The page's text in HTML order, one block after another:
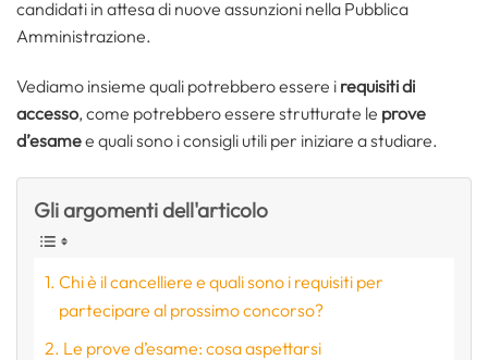
candidati in attesa di nuove assunzioni nella Pubblica
Amministrazione.
Vediamo insieme quali potrebbero essere i requisiti di
accesso, come potrebbero essere strutturate le prove
d’esamee quali sono i consigli utili per iniziare a studiare.
Gli argomenti dell'articolo
Chi è il cancelliere e quali sono i requisiti per
partecipare al prossimo concorso?
Le prove d’esame: cosa aspettarsi